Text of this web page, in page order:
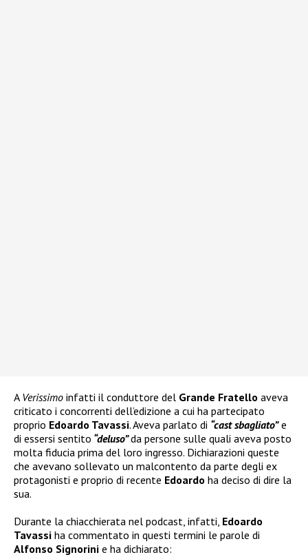
A Verissimo infatti il conduttore del Grande Fratello aveva
criticato i concorrenti dell’edizione a cui ha partecipato
proprio Edoardo Tavassi. Aveva parlato di “cast sbagliato”e
di essersi sentito “deluso”da persone sulle quali aveva posto
molta fiducia prima del loro ingresso. Dichiarazioni queste
che avevano sollevato un malcontento da parte degli ex
protagonisti e proprio di recente Edoardo ha deciso di dire la
sua.
Durante la chiacchierata nel podcast, infatti, Edoardo
Tavassi ha commentato in questi termini le parole di
Alfonso Signorini e ha dichiarato: